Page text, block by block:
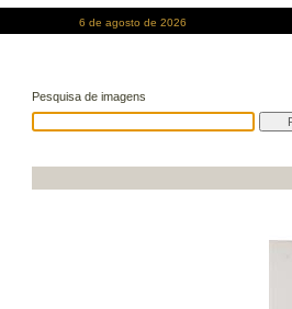
6 de agosto de 2026
Pesquisa de imagens